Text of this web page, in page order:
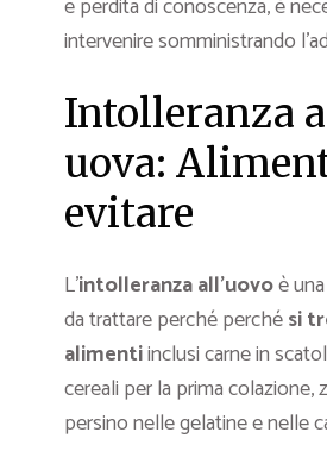
e perdita di conoscenza, è
intervenire somministrando
Intolleranza
uova:
evitare
L’intolleranza all’uovoè
da trattare perché perchési
alimentiinclusi carne in
cereali per la prima colazione,
persino nelle gelatine e nelle